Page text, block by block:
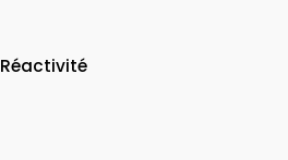
Réactivité